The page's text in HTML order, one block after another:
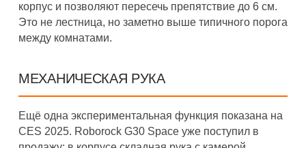
корпус и позволяют пересечь препятствие до 6 см.
Это не лестница, но заметно выше типичного порога
между комнатами.
МЕХАНИЧЕСКАЯ РУКА
Ещё одна экспериментальная функция показана на
CES 2025. Roborock G30 Space уже поступил в